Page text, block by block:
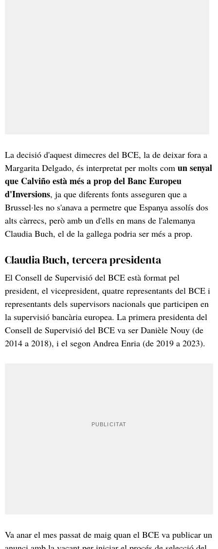
La decisió d'aquest dimecres del BCE, la de deixar fora a
Margarita Delgado, és interpretat per molts com un senyal
que Calviño està més a prop del Banc Europeu
d'Inversions, ja que diferents fonts asseguren que a
Brussel·les no s'anava a permetre que Espanya assolís dos
alts càrrecs, però amb un d'ells en mans de l'alemanya
Claudia Buch, el de la gallega podria ser més a prop.
Claudia Buch, tercera presidenta
El Consell de Supervisió del BCE està format pel
president, el vicepresident, quatre representants del BCE i
representants dels supervisors nacionals que participen en
la supervisió bancària europea. La primera presidenta del
Consell de Supervisió del BCE va ser Danièle Nouy (de
2014 a 2018), i el segon Andrea Enria (de 2019 a 2023).
Va anar el mes passat de maig quan el BCE va publicar un